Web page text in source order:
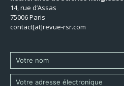
14, rue d’Assas
75006 Paris
contact[at]revue-rsr.com